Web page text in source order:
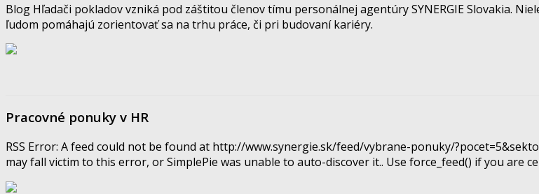
Blog Hľadači pokladov vzniká pod záštitou členov tímu personálnej agentúry SYNERGIE Slovakia.
ľudom pomáhajú zorientovať sa na trhu práce, či pri budovaní kariéry.
Pracovné ponuky v HR
RSS Error: A feed could not be found at http://www.synergie.sk/feed/vybrane-ponuky/
may fall victim to this error, or SimplePie was unable to auto-discover it.. Use force_feed() if you are